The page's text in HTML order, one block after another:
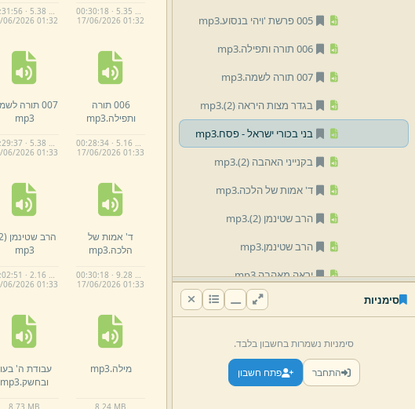
005 פרשת 'ויהי בנסוע.
mp3
006 תורה ותפילה.
mp3
007 תורה לשמה.
mp3
בגדר מצות היראה (2)
.
mp3
בני בכורי ישראל -פסח.mp3
בקנייני האהבה (2)
.
mp3
ד' אמות של הלכה.mp3
הרב שטינמן (2)
.
mp3
הרב שטינמן.mp3
יראה מאהבה.mp3
מחיית עמלק.mp3
עבודת ה' בעוז ובחשק.
ענין הבאר.mp3
סימניות
סימניות נשמרות בחשבון בלבד.
התחבר פתח חשבון
00:30:18 · 5.35 MB
17/06/2026 01:32
00:31:56 · 5.38 MB
06/2026 01:32
006 תורה
ותפילה.mp3
00:28:34 · 5.16 MB
17/06/2026 01:33
007 תורה לשמה.
mp3
00:29:37 · 5.38 MB
06/2026 01:33
ד' אמות של
הלכה.mp3
00:30:18 · 9.28 MB
17/06/2026 01:33
הרב שטינמן (2)
mp3
00:02:51 · 2.16 MB
06/2026 01:33
מילה.mp3
8. 24 MB
עבודת ה'
ובחשק.mp3
8. 73 MB